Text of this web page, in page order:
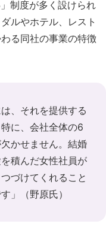
制度が多く設けられ
ルやホテル、レスト
る同社の事業の特徴
、それを提供する
に、会社全体の6
かせません。結婚
積んだ女性社員が
づけてくれること
」（野原氏）